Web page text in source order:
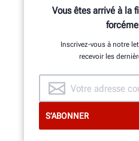
d’ingénieurs en
génie
INNOVATION
Vous êtes arrivé à la
Inscrivez-vous à notre
recevoir les